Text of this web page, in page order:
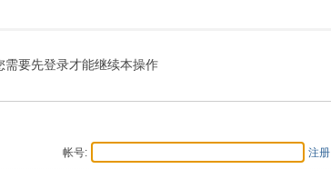
需要先登录才能继续本操作
帐号: 注册